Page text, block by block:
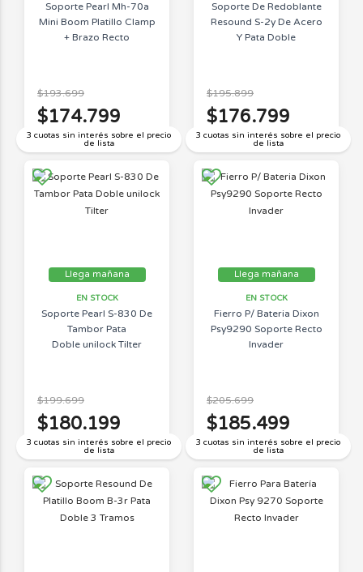
Soporte Pearl Mh-70a
Mini Boom Platillo Clamp
+ Brazo Recto
3 cuotas sin interés sobre el precio
de lista
$193.699
$174.799
Soporte De Redoblante
Resound S-2y De Acero
Y Pata Doble
3 cuotas sin interés sobre el precio
de lista
$195.899
$176.799
Llega mañana
EN STOCK
Soporte Pearl S-830 De
Tambor Pata
Doble unilock Tilter
3 cuotas sin interés sobre el precio
de lista
$199.699
$180.199
Llega mañana
EN STOCK
Fierro P/ Bateria Dixon
Psy9290 Soporte Recto
Invader
3 cuotas sin interés sobre el precio
de lista
$205.699
$185.499